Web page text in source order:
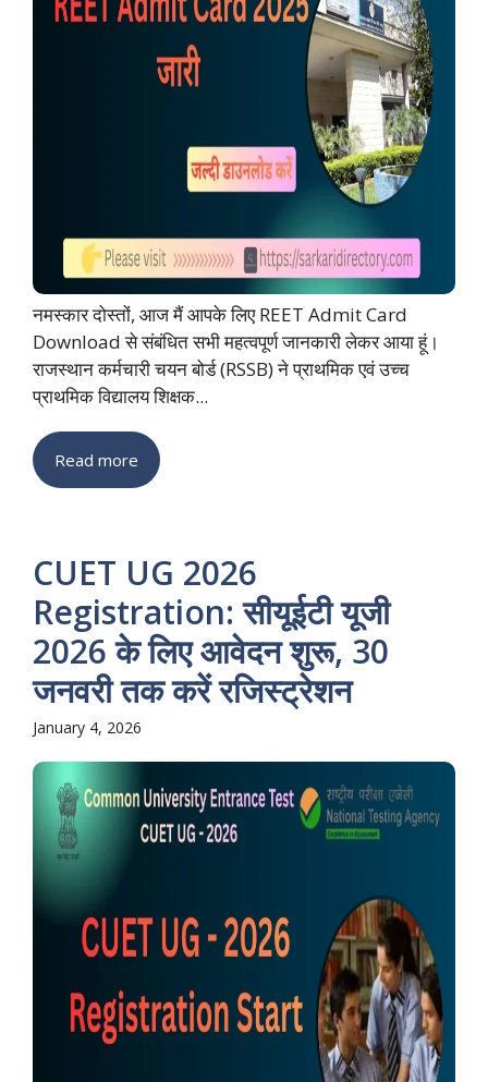
नमस्कार दोस्तों, आज मैं आपके लिए REET Admit Card
Download से संबंधित सभी महत्वपूर्ण जानकारी लेकर आया हूं।
राजस्थान कर्मचारी चयन बोर्ड (RSSB) ने प्राथमिक एवं उच्च
प्राथमिक विद्यालय शिक्षक...
Read more
CUET UG 2026
Registration: सीयूईटी यूजी
2026 के लिए आवेदन शुरू, 30
जनवरी तक करें रजिस्ट्रेशन
January 4, 2026